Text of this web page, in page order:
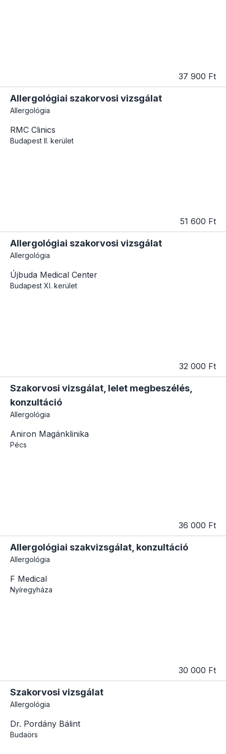
37 900 Ft
Allergológiai szakorvosi vizsgálat
Allergológia
RMC Clinics
Budapest II. kerület
51 600 Ft
Allergológiai szakorvosi vizsgálat
Allergológia
Újbuda Medical Center
Budapest XI. kerület
32 000 Ft
Szakorvosi vizsgálat, lelet megbeszélés,
konzultáció
Allergológia
Aniron Magánklinika
Pécs
36 000 Ft
Allergológiai szakvizsgálat, konzultáció
Allergológia
F Medical
Nyíregyháza
30 000 Ft
Szakorvosi vizsgálat
Allergológia
Dr. Pordány Bálint
Budaörs